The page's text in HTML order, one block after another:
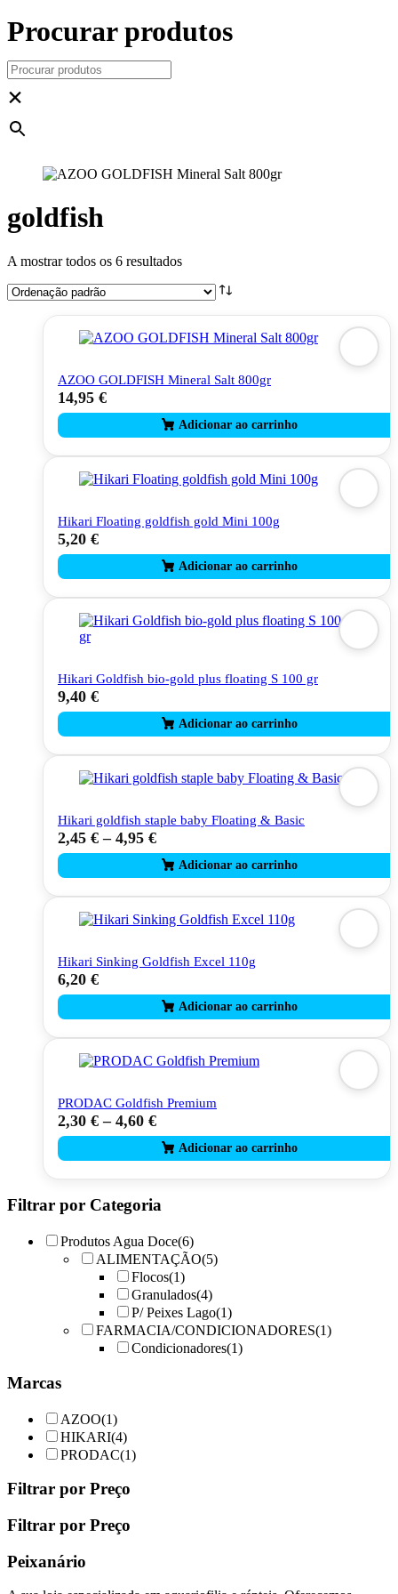
Procurar produtos
×
goldfish
A mostrar todos os 6 resultados
AZOO GOLDFISH Mineral Salt 800gr
14,95 €
Hikari Floating goldfish gold Mini 100g
5,20 €
Hikari Goldfish bio-gold plus floating S 100 gr
9,40 €
Hikari goldfish staple baby Floating & Basic
2,45 € – 4,95 €
This
product
has
multiple
variants.
chosen
the
Hikari Sinking Goldfish Excel 110g
6,20 €
PRODAC Goldfish Premium
2,30 € – 4,60 €
This
product
has
multiple
The
options
may
be
chosen
page
Filtrar por Categoria
Produtos Agua Doce(6)
ALIMENTAÇÃO(5)
Flocos(1)
Granulados(4)
P/ Peixes Lago(1)
FARMACIA/CONDICIONADORES(1)
Condicionadores(1)
Marcas
AZOO(1)
HIKARI(4)
PRODAC(1)
Filtrar por Preço
Filtrar por Preço
Peixanário